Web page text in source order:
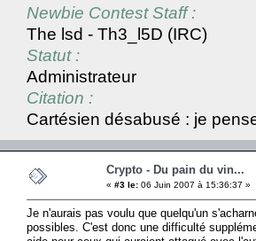
Newbie Contest Staff :
The lsd - Th3_l5D (IRC)
Statut :
Administrateur
Citation :
Cartésien désabusé : je
Crypto - Du pain du vin...
« #3 le: 06 Juin 2007 à 15:36:37 »
Je n'aurais pas voulu que quelqu'un
possibles. C'est donc une difficulté